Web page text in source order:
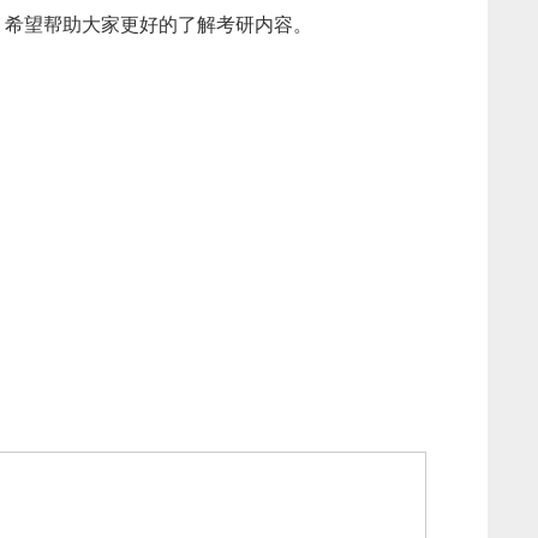
望帮助大家更好的了解考研内容。